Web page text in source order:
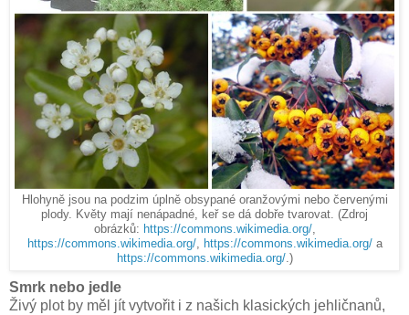
Hlohyně jsou na podzim úplně obsypané oranžovými nebo červenými
plody. Květy mají nenápadné, keř se dá dobře tvarovat. (Zdroj
obrázků: https://commons.wikimedia.org/,
https://commons.wikimedia.org/, https://commons.wikimedia.org/a
https://commons.wikimedia.org/.)
Smrk nebo jedle
Živý plot by měl jít vytvořit i z našich klasických jehličnanů,